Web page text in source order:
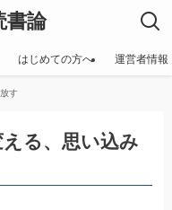
書論
はじめての方へ 運営者情報
す
る、思い込み